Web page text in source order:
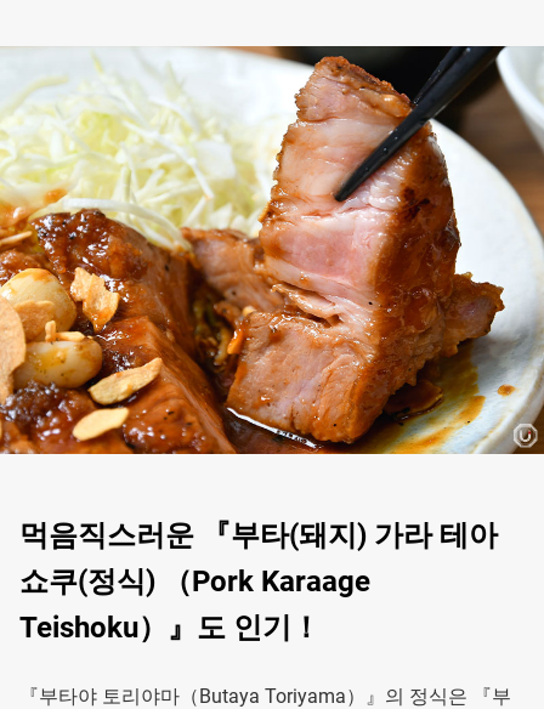
먹음직스러운 『부타(돼지) 가라 테아
쇼쿠(정식) （Pork Karaage
Teishoku）』도 인기！
『부타야 토리야마（Butaya Toriyama）』의 정식은 『부